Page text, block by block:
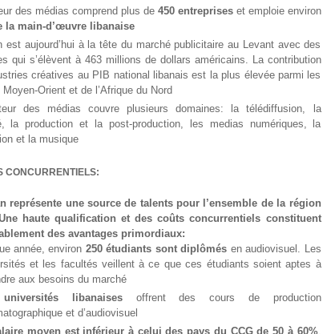
des médias comprend plus de 450 entreprises et emploie environ
la main-d’œuvre libanaise
est aujourd’hui à la tête du marché publicitaire au Levant avec des
qui s’élèvent à 463 millions de dollars américains. La contribution
créatives au PIB national libanais est la plus élevée parmi les
Orient et de l’Afrique du Nord
des médias couvre plusieurs domaines: la télédiffusion, la
la production et la post-production, les medias numériques, la
et la musique
CONCURRENTIELS:
représente une source de talents pour l’ensemble de la région
haute qualification et des coûts concurrentiels constituent
des avantages primordiaux:
année, environ 250 étudiants sont diplômés en audiovisuel. Les
et les facultés veillent à ce que ces étudiants soient aptes à
aux besoins du marché
libanaises offrent des cours de production
et d’audiovisuel
moyen est inférieur à celui des pays du CCG de 50 à 60%.